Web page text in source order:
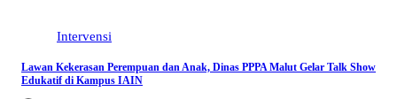
Intervensi
Lawan Kekerasan Perempuan dan Anak, Dinas PPPA Malut Gelar Talk Show
Edukatif di Kampus IAIN